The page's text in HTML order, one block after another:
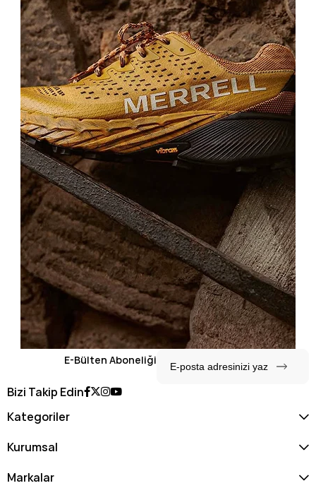
E-Bülten Aboneliği
Bizi Takip Edin
Kategoriler
Kurumsal
Markalar